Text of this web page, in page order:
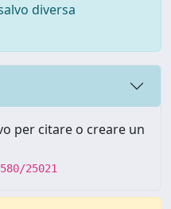
diversa
per citare o creare un
25021